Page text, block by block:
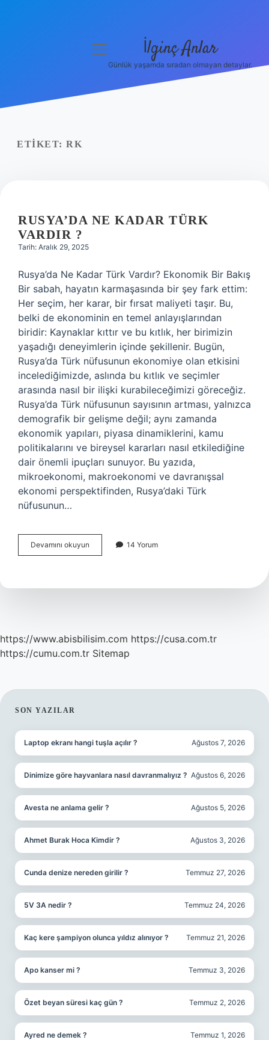
Yasal Uyarı
menüyü
İlginç Anlar
Günlük yaşamda sıradan olmayan detaylar.
ETIKET: RK
RUSYA’DA NE KADAR TÜRK
VARDIR ?
Tarih: Aralık 29, 2025
Rusya’da Ne Kadar Türk Vardır? Ekonomik Bir Bakış
Bir sabah, hayatın karmaşasında bir şey fark ettim:
Her seçim, her karar, bir fırsat maliyeti taşır. Bu,
belki de ekonominin en temel anlayışlarından
biridir: Kaynaklar kıttır ve bu kıtlık, her birimizin
yaşadığı deneyimlerin içinde şekillenir. Bugün,
Rusya’da Türk nüfusunun ekonomiye olan etkisini
incelediğimizde, aslında bu kıtlık ve seçimler
arasında nasıl bir ilişki kurabileceğimizi göreceğiz.
Rusya’da Türk nüfusunun sayısının artması, yalnızca
demografik bir gelişme değil; aynı zamanda
ekonomik yapıları, piyasa dinamiklerini, kamu
politikalarını ve bireysel kararları nasıl etkilediğine
dair önemli ipuçları sunuyor. Bu yazıda,
mikroekonomi, makroekonomi ve davranışsal
ekonomi perspektifinden, Rusya’daki Türk
nüfusunun…
Devamını okuyun Rusya’da
ne
vardır
14 Yorum
https://www.abisbilisim.com https://cusa.com.tr
https://cumu.com.tr Sitemap
SIDEBAR
SON YAZILAR
Laptop ekranı hangi tuşla açılır ? Ağustos 7, 2026
Dinimize göre hayvanlara nasıl davranmalıyız ? Ağustos 6, 2026
Avesta ne anlama gelir ? Ağustos 5, 2026
Ahmet Burak Hoca Kimdir ? Ağustos 3, 2026
Cunda denize nereden girilir ? Temmuz 27, 2026
5V 3A nedir ? Temmuz 24, 2026
Kaç kere şampiyon olunca yıldız alınıyor ? Temmuz 21, 2026
Apo kanser mi ? Temmuz 3, 2026
Özet beyan süresi kaç gün ? Temmuz 2, 2026
Ayred ne demek ? Temmuz 1, 2026